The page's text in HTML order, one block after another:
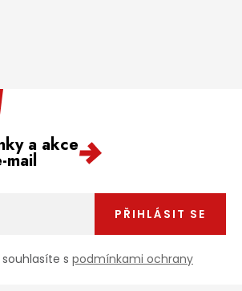
a akce
mail
s podmínkami ochrany
PŘIHLÁSIT SE